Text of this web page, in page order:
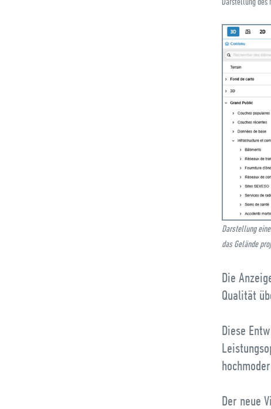
Darstellung
das Gelände
Die
Qualität
Diese
Der neue